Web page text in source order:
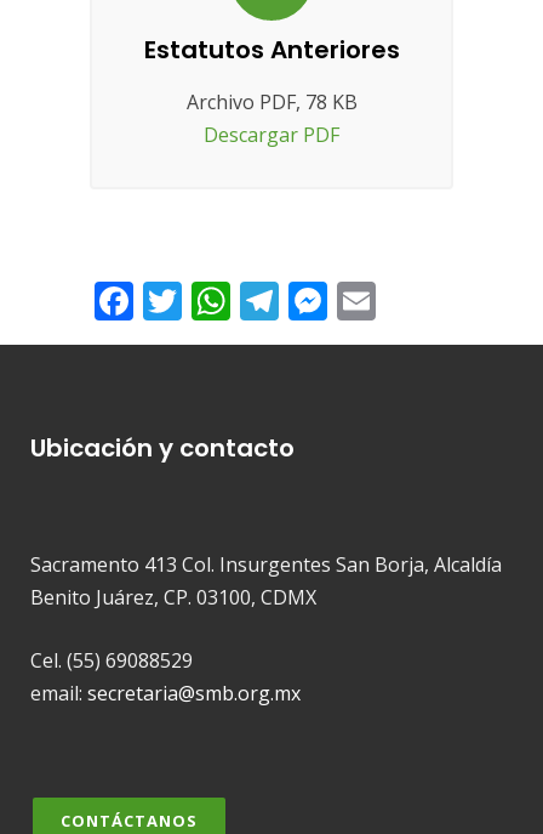
Estatutos Anteriores
Archivo PDF, 78 KB
Descargar PDF
Facebook
Twitter
WhatsApp
Telegram
Messenger
Ubicación y contacto
Sacramento 413 Col. Insurgentes San Borja, Alcaldía
Benito Juárez, CP. 03100, CDMX
Cel. (55) 69088529
email: secretaria@smb.org.mx
CONTÁCTANOS